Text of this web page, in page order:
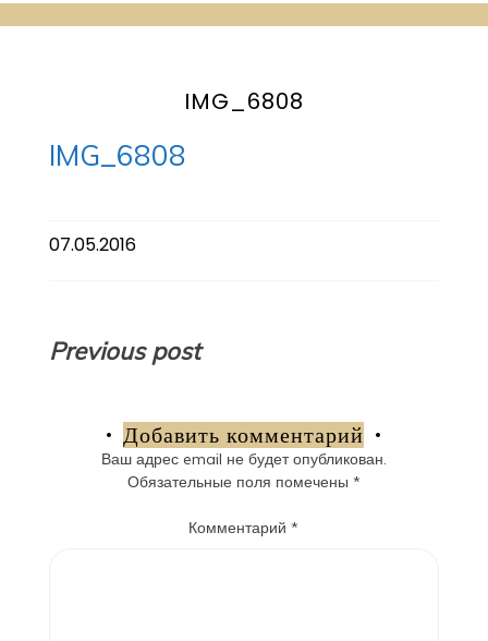
IMG_6808
IMG_6808
07.05.2016
Навигация
записям
Previous post
Добавить комментарий
Ваш адрес email не будет опубликован.
Обязательные поля помечены *
Комментарий*